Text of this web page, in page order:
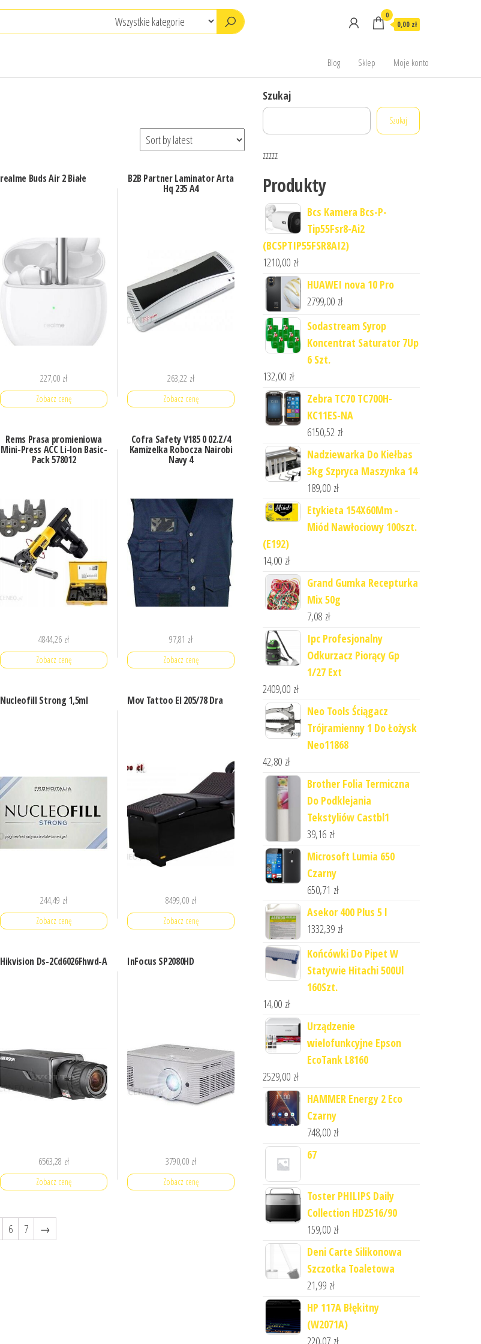
0
0,00 zł
Blog Sklep Moje konto
realme Buds Air 2 Białe
227,00 zł
Zobacz cenę
B2B Partner Laminator Arta
Hq 235 A4
263,22 zł
Zobacz cenę
Rems Prasa promieniowa
Mini-Press ACC Li-lon Basic-
Pack 578012
4844,26 zł
Zobacz cenę
Cofra Safety V185 0 02.Z/4
Kamizelka Robocza Nairobi
Navy 4
97,81 zł
Zobacz cenę
Nucleofill Strong 1,5ml
244,49 zł
Zobacz cenę
Mov Tattoo El 205/78 Dra
8499,00 zł
Zobacz cenę
Hikvision Ds-2Cd6026Fhwd-A
6563,28 zł
Zobacz cenę
InFocus SP2080HD
3790,00 zł
Zobacz cenę
6 7 →
Szukaj
Szukaj
zzzzz
Produkty
Bcs Kamera Bcs-P-
Tip55Fsr8-Ai2
(BCSPTIP55FSR8AI2)
1210,00 zł
HUAWEI nova 10 Pro
2799,00 zł
Sodastream Syrop
Koncentrat Saturator 7Up
6 Szt.
132,00 zł
Zebra TC70 TC700H-
KC11ES-NA
6150,52 zł
Nadziewarka Do Kiełbas
3kg Szpryca Maszynka 14
189,00 zł
Etykieta 154X60Mm -
Miód Nawłociowy 100szt.
(E192)
14,00 zł
Grand Gumka Recepturka
Mix 50g
7,08 zł
Ipc Profesjonalny
Odkurzacz Piorący Gp
1/27 Ext
2409,00 zł
Neo Tools Ściągacz
Trójramienny 1 Do Łożysk
Neo11868
42,80 zł
Brother Folia Termiczna
Do Podklejania
Tekstyliów Castbl1
39,16 zł
Microsoft Lumia 650
Czarny
650,71 zł
Asekor 400 Plus 5 l
1332,39 zł
Końcówki Do Pipet W
Statywie Hitachi 500Ul
160Szt.
14,00 zł
Urządzenie
wielofunkcyjne Epson
EcoTank L8160
2529,00 zł
HAMMER Energy 2 Eco
Czarny
748,00 zł
67
Toster PHILIPS Daily
Collection HD2516/90
159,00 zł
Deni Carte Silikonowa
Szczotka Toaletowa
21,99 zł
HP 117A Błękitny
(W2071A)
220,07 zł